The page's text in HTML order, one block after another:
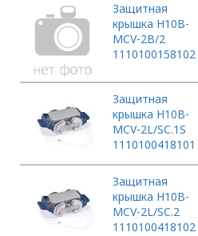
Защитная
крышка H10B-
MCV-2B/2
1110100158102
Защитная
крышка H10B-
MCV-2L/SC.1S
1110100418101
Защитная
крышка H10B-
MCV-2L/SC.2
1110100418102